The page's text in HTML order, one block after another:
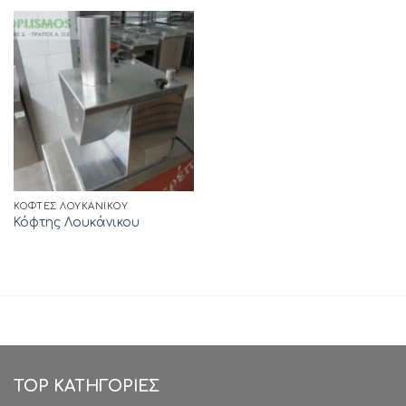
ΚΌΦΤΕΣ ΛΟΥΚΆΝΙΚΟΥ
Κόφτης Λουκάνικου
TOP ΚΑΤΗΓΟΡΙΕΣ